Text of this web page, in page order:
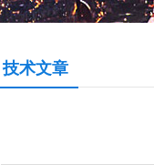
技术文章